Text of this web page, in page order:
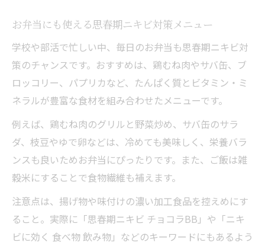
お弁当にも使える思春期ニキビ対策メニュー
学校や部活で忙しい中、毎日のお弁当も思春期ニキビ対
策のチャンスです。おすすめは、鶏むね肉やサバ缶、ブ
ロッコリー、パプリカなど、たんぱく質とビタミン・ミ
ネラルが豊富な食材を組み合わせたメニューです。
例えば、鶏むね肉のグリルと野菜炒め、サバ缶のサラ
ダ、枝豆やゆで卵などは、冷めても美味しく、栄養バラ
ンスも良いためお弁当にぴったりです。また、ご飯は雑
穀米にすることで食物繊維も補えます。
注意点は、揚げ物や味付けの濃い加工食品を控えめにす
ること。実際に「思春期ニキビ チョコラBB」や「ニキ
ビに効く 食べ物 飲み物」などのキーワードにもあるよう